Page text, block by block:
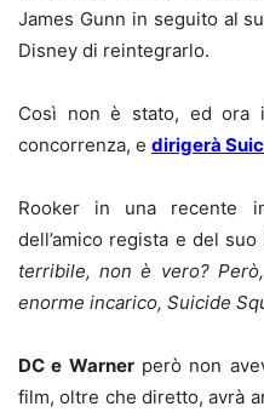
James Gunn in seguito al
Disney di reintegrarlo.
Così non è stato, ed ora
concorrenza, e dirigerà
Rooker in una recente
dell’amico regista e del
terribile, non è vero?
enorme incarico, Suicide
DC e Warnerperò non
film, oltre che diretto, avrà